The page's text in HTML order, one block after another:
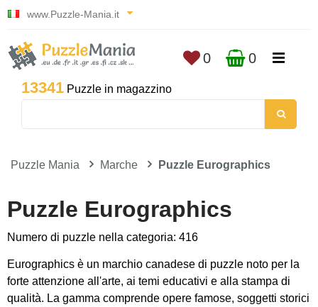
www.Puzzle-Mania.it
13341 Puzzle in magazzino
0 0
Puzzle Mania Marche Puzzle Eurographics
Puzzle Eurographics
Numero di puzzle nella categoria: 416
Eurographics è un marchio canadese di puzzle noto per la
forte attenzione all'arte, ai temi educativi e alla stampa di
qualità. La gamma comprende opere famose, soggetti storici